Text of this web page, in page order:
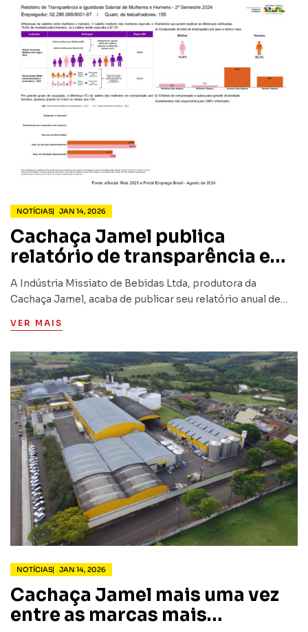
NOTÍCIAS JAN 14, 2026
Cachaça Jamel publica
relatório de transparência e
igualdade salarial
A Indústria Missiato de Bebidas Ltda, produtora da
Cachaça Jamel, acaba de publicar seu relatório anual de
empresa. A empresa tem em seu quadro de funcionários
VER MAIS
NOTÍCIAS JAN 14, 2026
Cachaça Jamel mais uma vez
entre as marcas mais